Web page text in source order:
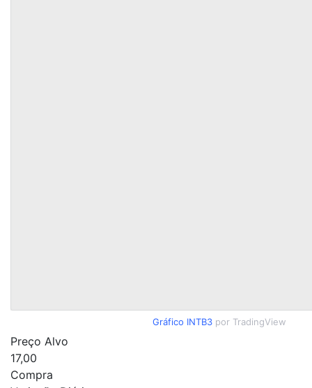
Gráfico INTB3 por TradingView
Preço Alvo
17,00
Compra